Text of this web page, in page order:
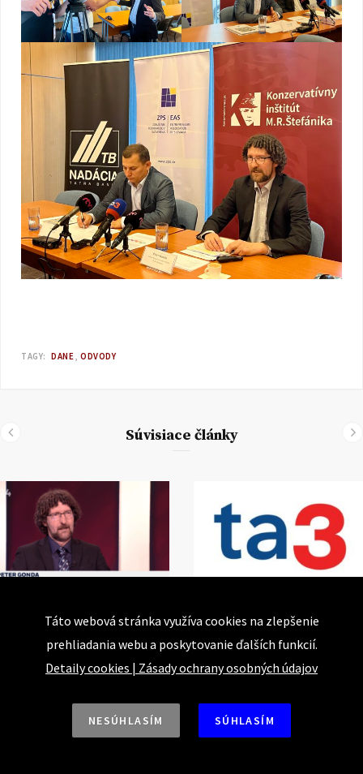
TAGY: DANE ODVODY
Súvisiace články
STVR: Deň daňového
odbremenenia
KI KOMENTUJE
25.
TA3: Konečne prišiel
deň, kedy už
pracujeme pre seba
AUGUSTA 2025
Táto webová stránka využíva cookies na zlepšenie
prehliadania webu a poskytovanie ďalších funkcií.
Detaily cookies | Zásady ochrany osobných údajov
NESÚHLASÍM SÚHLASÍM